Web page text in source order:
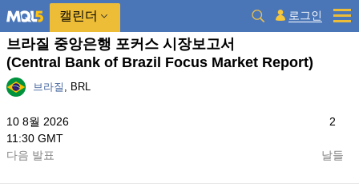
캘린더 로그인
브라질 중앙은행 포커스 시장보고서
(Central Bank of Brazil Focus Market Report)
브라질 , BRL
10 8월 2026
11:30 GMT
2
다음 발표 날들